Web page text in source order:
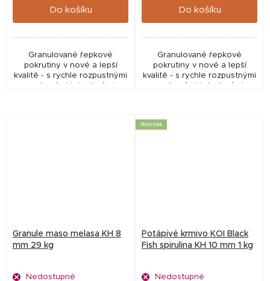
Do košíku
Granulované řepkové
pokrutiny v nové a lepší
kvalitě - s rychle rozpustnými
Do košíku
Granulované řepkové
pokrutiny v nové a lepší
kvalitě - s rychle rozpustnými
Granule maso melasa KH 8
mm 29 kg
Nedostupné
Novinka
Potápivé krmivo KOI Black
Fish spirulina KH 10 mm 1 kg
Nedostupné